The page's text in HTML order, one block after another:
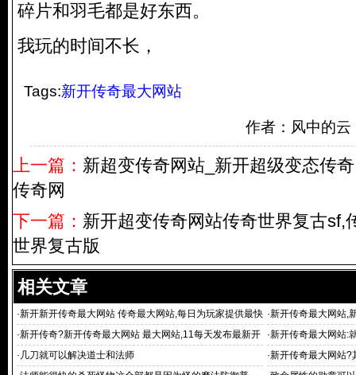
碎片和羽毛都是好东西。
我玩的时间不长，
Tags:新开传奇最大网站
作者：风中的
上一篇： 新超变传奇网站_新开超级变态传
传奇网
下一篇： 新开超变传奇网站传奇世界复古sf,
世界复古版
相关文章
·新开新开传奇最大网站 传奇最大网站,每日为玩家提供最快
最新
·新开传奇最大网站,
供长期传奇私服1
·新开传奇?新开传奇最大网站 最大网站,11每天发布最新开
传奇
·新开传奇最大网站:
· 几刀就可以解决道士和法师 ·新开传奇最大网站?